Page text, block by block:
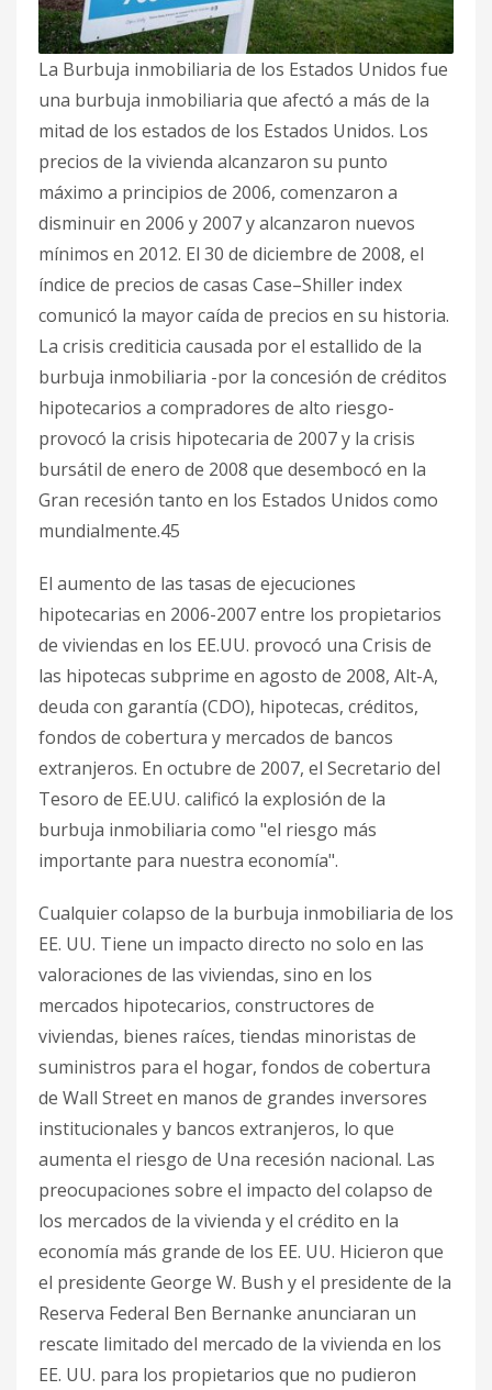
La Burbuja inmobiliaria de los Estados Unidos fue
una burbuja inmobiliaria que afectó a más de la
mitad de los estados de los Estados Unidos. Los
precios de la vivienda alcanzaron su punto
máximo a principios de 2006, comenzaron a
disminuir en 2006 y 2007 y alcanzaron nuevos
mínimos en 2012.​ El 30 de diciembre de 2008, el
índice de precios de casas Case–Shiller index
comunicó la mayor caída de precios en su historia.​
La crisis crediticia causada por el estallido de la
burbuja inmobiliaria -por la concesión de créditos
hipotecarios a compradores de alto riesgo-
provocó la crisis hipotecaria de 2007 y la crisis
bursátil de enero de 2008 que desembocó en la
Gran recesión tanto en los Estados Unidos como
mundialmente.4​5​
El aumento de las tasas de ejecuciones
hipotecarias en 2006-2007 entre los propietarios
de viviendas en los EE.UU. provocó una Crisis de
las hipotecas subprime en agosto de 2008, Alt-A,
deuda con garantía (CDO), hipotecas, créditos,
fondos de cobertura y mercados de bancos
extranjeros.​ En octubre de 2007, el Secretario del
Tesoro de EE.UU. calificó la explosión de la
burbuja inmobiliaria como "el riesgo más
importante para nuestra economía".
Cualquier colapso de la burbuja inmobiliaria de los
EE. UU. Tiene un impacto directo no solo en las
valoraciones de las viviendas, sino en los
mercados hipotecarios, constructores de
viviendas, bienes raíces, tiendas minoristas de
suministros para el hogar, fondos de cobertura
de Wall Street en manos de grandes inversores
institucionales y bancos extranjeros, lo que
aumenta el riesgo de Una recesión nacional.​ Las
preocupaciones sobre el impacto del colapso de
los mercados de la vivienda y el crédito en la
economía más grande de los EE. UU. Hicieron que
el presidente George W. Bush y el presidente de la
Reserva Federal Ben Bernanke anunciaran un
rescate limitado del mercado de la vivienda en los
EE. UU. para los propietarios que no pudieron